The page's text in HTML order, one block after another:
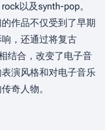
以及synth-pop。
作品不仅受到了早期
，还通过将复古
结合，改变了电子音
演风格和对电子音乐
奇人物。